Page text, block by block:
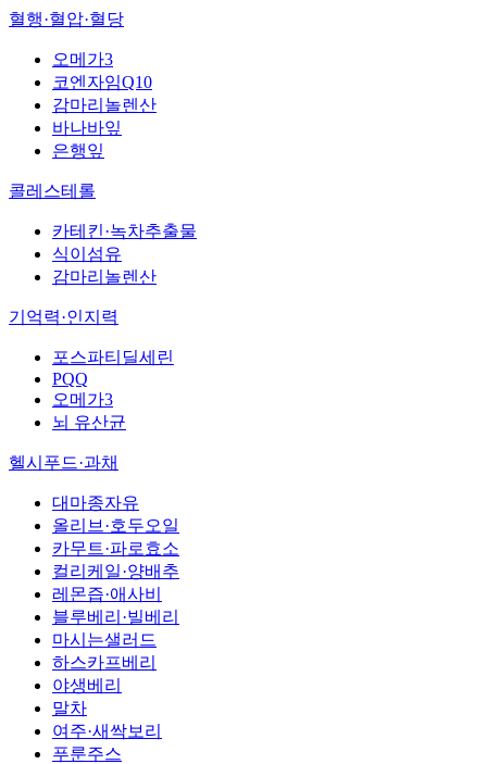
혈행·혈압·혈당
오메가3
코엔자임Q10
감마리놀렌산
바나바잎
은행잎
콜레스테롤
카테킨·녹차추출물
식이섬유
감마리놀렌산
기억력·인지력
포스파티딜세린
PQQ
오메가3
뇌 유산균
헬시푸드·과채
대마종자유
올리브·호두오일
카무트·파로효소
컬리케일·양배추
레몬즙·애사비
블루베리·빌베리
마시는샐러드
하스카프베리
야생베리
말차
여주·새싹보리
푸룬주스